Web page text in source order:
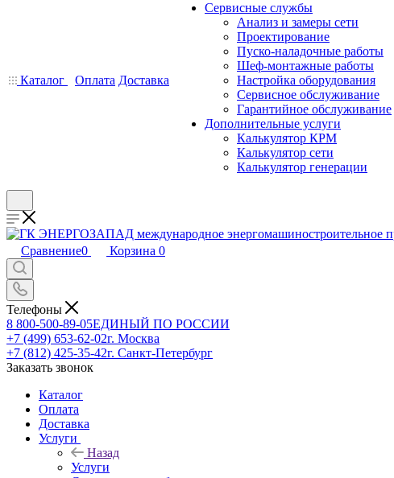
Каталог Оплата Доставка
Сервисные службы
Анализ и замеры сети
Проектирование
Пуско-наладочные работы
Шеф-монтажные работы
Настройка оборудования
Сервисное обслуживание
Гарантийное обслуживание
Дополнительные услуги
Калькулятор КРМ
Калькулятор сети
Калькулятор генерации
Сравнение0 Корзина 0
Телефоны
8 800-500-89-05ЕДИНЫЙ ПО РОССИИ
+7 (499) 653-62-02г. Москва
+7 (812) 425-35-42г. Санкт-Петербург
Заказать звонок
Каталог
Оплата
Доставка
Услуги
Назад
Услуги